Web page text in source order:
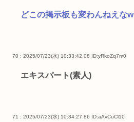
どこの掲示板も変わんねえなw
70 : 2025/07/23(水) 10:33:42.08 ID:yRkoZq7m0
エキスパート(素人)
71 : 2025/07/23(水) 10:34:27.86 ID:aAvCuCl10